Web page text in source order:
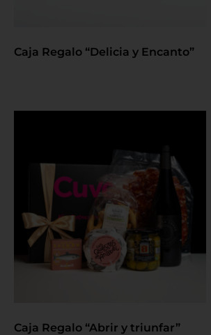
Caja Regalo “Delicia y Encanto”
Caja Regalo “Abrir y triunfar”